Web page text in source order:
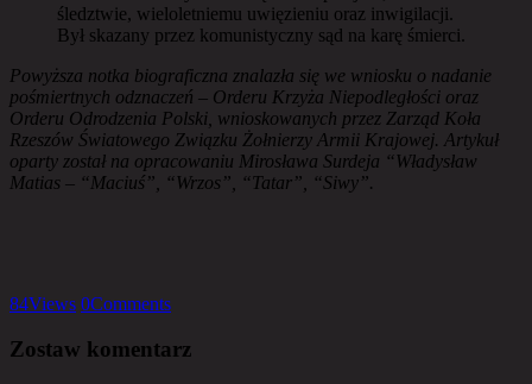
śledztwie, wieloletniemu uwięzieniu oraz inwigilacji.
Był skazany przez komunistyczny sąd na karę śmierci.
Powyższa notka biograficzna znalazła się we wniosku o nadanie
pośmiertnych odznaczeń – Orderu Krzyża Niepodległości oraz
Orderu Odrodzenia Polski, wnioskowanych przez Zarząd Koła
Rzeszów Światowego Związku Żołnierzy Armii Krajowej. Artykuł
oparty został na opracowaniu Mirosława Surdeja “Władysław
Matias – “Maciuś”, “Wrzos”, “Tatar”, “Siwy”.
84Views 0Comments
Zostaw komentarz